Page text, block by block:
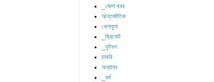
_জেলা খবর
আন্তর্জাতিক
খেলাধুলা
_ক্রিকেট
_ফুটবল
চাকরি
অন্যান্য
_ধর্ম